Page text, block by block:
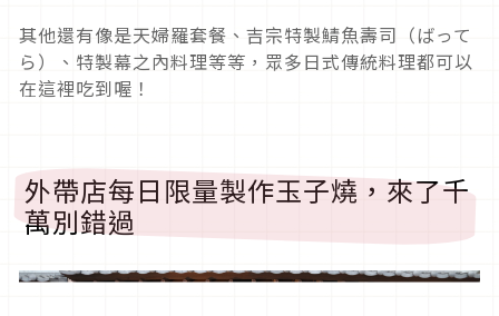
其他還有像是天婦羅套餐、吉宗特製鯖魚壽司（ばって
ら）、特製幕之內料理等等，眾多日式傳統料理都可以
在這裡吃到喔！
外帶店每日限量製作玉子燒，來了千
萬別錯過